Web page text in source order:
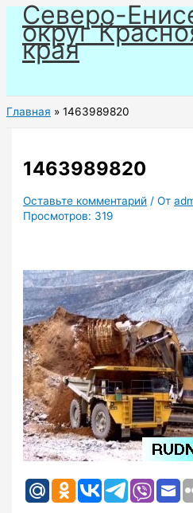
Перейти
содержимому
Северо-
округ
края
Главная 1463989820
1463989820
Оставьте комментарий / От
Просмотров: 319